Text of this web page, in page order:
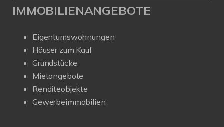
IMMOBILIENANGEBOTE
Eigentumswohnungen
Häuser zum Kauf
Grundstücke
Mietangebote
Renditeobjekte
Gewerbeimmobilien